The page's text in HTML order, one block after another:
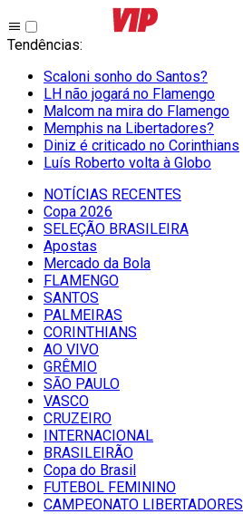
Tendências:
Scaloni sonho do Santos?
LH não jogará no Flamengo
Malcom na mira do Flamengo
Memphis na Libertadores?
Diniz é criticado no Corinthians
Luís Roberto volta à Globo
NOTÍCIAS RECENTES
Copa 2026
SELEÇÃO BRASILEIRA
Apostas
Mercado da Bola
FLAMENGO
SANTOS
PALMEIRAS
CORINTHIANS
AO VIVO
GRÊMIO
SĀO PAULO
VASCO
CRUZEIRO
INTERNACIONAL
BRASILEIRÃO
Copa do Brasil
FUTEBOL FEMININO
CAMPEONATO LIBERTADORES